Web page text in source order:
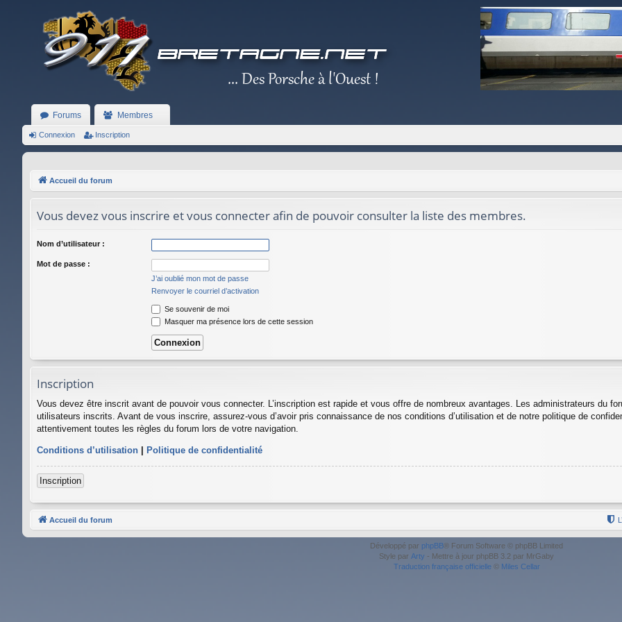
Forums Membres
Connexion Inscription
Accueil du forum
Vous devez vous inscrire et vous connecter afin de pouvoir consulter la liste des membres.
Nom d’utilisateur :
Mot de passe :
J’ai oublié mon mot de passe
Renvoyer le courriel d’activation
Se souvenir de moi
Masquer ma présence lors de cette session
Inscription
Vous devez être inscrit avant de pouvoir vous connecter. L’inscription est rapide et vous offre de nombreux avantages. Les administrateurs du
utilisateurs inscrits. Avant de vous inscrire, assurez-vous d’avoir pris connaissance de nos conditions d’utilisation et de notre politique de
attentivement toutes les règles du forum lors de votre navigation.
Conditions d’utilisation | Politique de confidentialité
Inscription
Accueil du forum
Développé par phpBB® Forum Software © phpBB Limited
Style par Arty - Mettre à jour phpBB 3.2 par MrGaby
Traduction française officielle© Miles Cellar